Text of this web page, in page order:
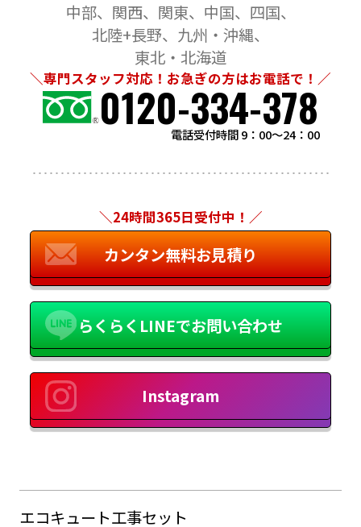
中部 関西 関東 中国
四国
北陸+長野
九州・沖縄
東北・北海道
＼専門スタッフ対応！お急ぎの方はお電話で！／
0120-334-378
電話受付時間 9：00～24：00
＼24時間365日受付中！／
カンタン無料お見積り
らくらくLINEでお問い合わせ
Instagram
エコキュート工事セット